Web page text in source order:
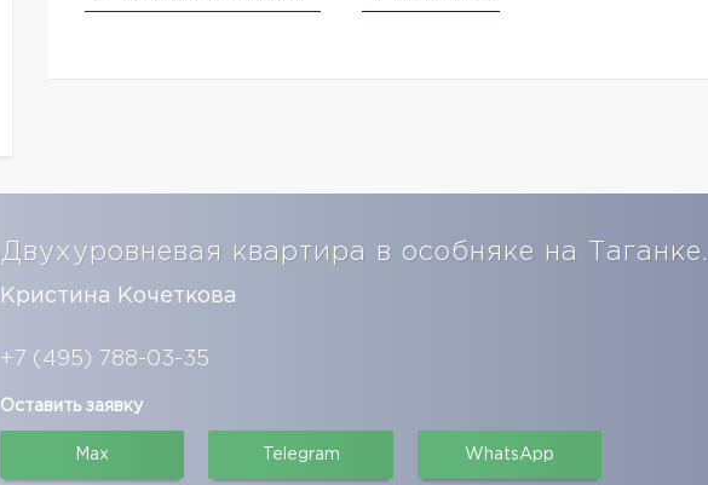
Двухуровневая квартира в особняке на Таганке.
Кристина Кочеткова
+7 (495) 788-03-35
Оставить заявку
Max Telegram WhatsApp